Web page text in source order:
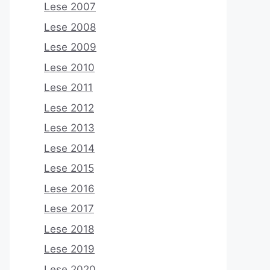
Lese 2007
Lese 2008
Lese 2009
Lese 2010
Lese 2011
Lese 2012
Lese 2013
Lese 2014
Lese 2015
Lese 2016
Lese 2017
Lese 2018
Lese 2019